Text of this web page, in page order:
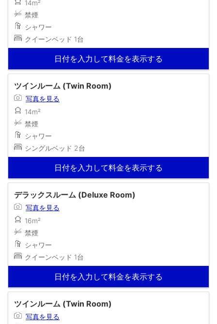
14m²
禁煙
シャワー
クイーンベッド 1台
日付を入力して料金を表示する
ツインルーム (Twin Room)
写真を見る
14m²
禁煙
シャワー
シングルベッド 2台
日付を入力して料金を表示する
デラックスルーム (Deluxe Room)
写真を見る
16m²
禁煙
シャワー
クイーンベッド 1台
日付を入力して料金を表示する
ツインルーム (Twin Room)
写真を見る